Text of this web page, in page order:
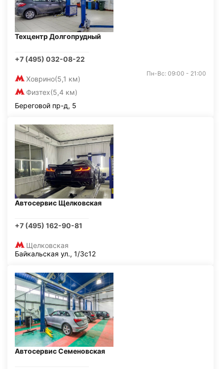
Техцентр Долгопрудный
+7 (495) 032-08-22
Ховрино(5,1 км)
Физтех(5,4 км)
Пн-Вс: 09:00 - 21:00
Береговой пр-д, 5
Автосервис Щелковская
+7 (495) 162-90-81
Щелковская
Байкальская ул., 1/3с12
Автосервис Семеновская